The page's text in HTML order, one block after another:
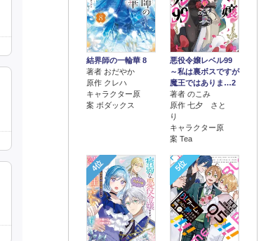
結界師の一輪華 8
著者 おだやか
原作 クレハ
キャラクター原
案 ボダックス
悪役令嬢レベル99
～私は裏ボスですが
魔王ではありま…2
著者 のこみ
原作 七夕 さと
り
キャラクター原
案 Tea
4位 5位